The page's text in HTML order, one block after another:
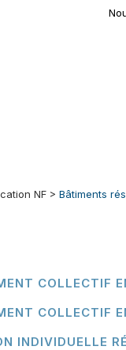
NF > Bâtiments
COLLECTIF
COLLECTIF
INDIVIDUELLE